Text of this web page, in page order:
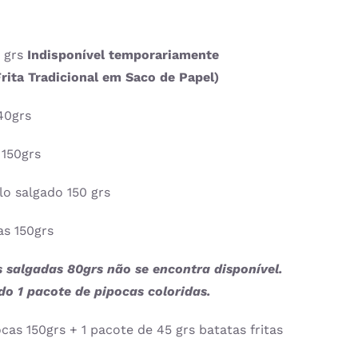
grs Indisponível temporariamente
Tradicional em Saco de Papel)
salgado 150 grs
150grs
salgadas 80grs não se encontra disponível.
1 pacote de pipocas coloridas.
150grs + 1 pacote de 45 grs batatas fritas